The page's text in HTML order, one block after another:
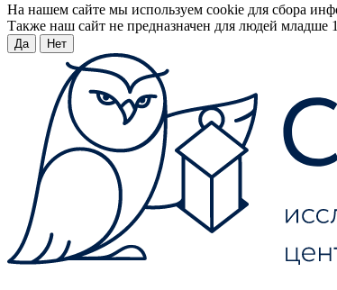
На нашем сайте мы используем cookie для сбора
Также наш сайт не предназначен для людей младше
Да Нет